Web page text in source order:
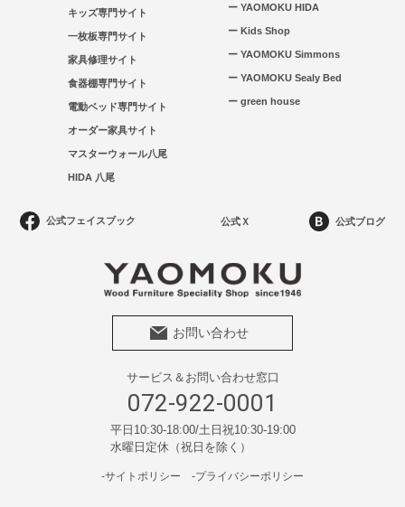
キッズ専門サイト
一枚板専門サイト
家具修理サイト
食器棚専門サイト
電動ベッド専門サイト
オーダー家具サイト
マスターウォール八尾
HIDA 八尾
ー YAOMOKU HIDA
ー Kids Shop
ー YAOMOKU Simmons
ー YAOMOKU Sealy Bed
ー green house
公式フェイスブック 公式Ｘ 公式ブログ
お問い合わせ
サービス＆お問い合わせ窓口
072-922-0001
平日10:30-18:00/土日祝10:30-19:00
水曜日定休（祝日を除く）
-サイトポリシー -プライバシーポリシー